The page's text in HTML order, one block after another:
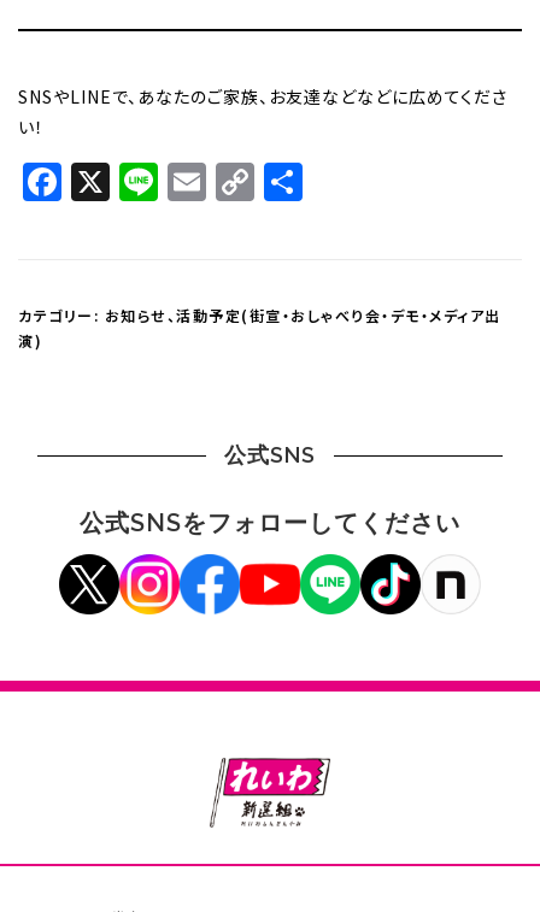
SNSやLINEで、あなたのご家族、お友達などなどに広めてくださ
い！
Facebook
X LineEmail
Copy
カテゴリー: お知らせ、活動予定(街宣・おしゃべり会・デモ・メディア出
演)
公式SNS
公式SNSをフォローしてください